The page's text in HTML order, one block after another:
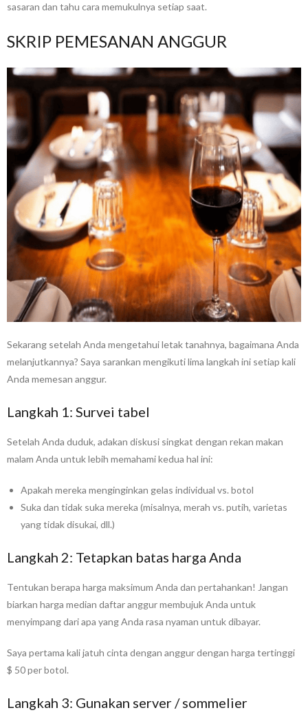
sasaran dan tahu cara memukulnya setiap saat.
SKRIP PEMESANAN ANGGUR
Sekarang setelah Anda mengetahui letak tanahnya, bagaimana Anda
melanjutkannya? Saya sarankan mengikuti lima langkah ini setiap kali
Anda memesan anggur.
Langkah 1: Survei tabel
Setelah Anda duduk, adakan diskusi singkat dengan rekan makan
malam Anda untuk lebih memahami kedua hal ini:
Apakah mereka menginginkan gelas individual vs. botol
Suka dan tidak suka mereka (misalnya, merah vs. putih, varietas
yang tidak disukai, dll.)
Langkah 2: Tetapkan batas harga Anda
Tentukan berapa harga maksimum Anda dan pertahankan! Jangan
biarkan harga median daftar anggur membujuk Anda untuk
menyimpang dari apa yang Anda rasa nyaman untuk dibayar.
Saya pertama kali jatuh cinta dengan anggur dengan harga tertinggi
$ 50 per botol.
Langkah 3: Gunakan server / sommelier